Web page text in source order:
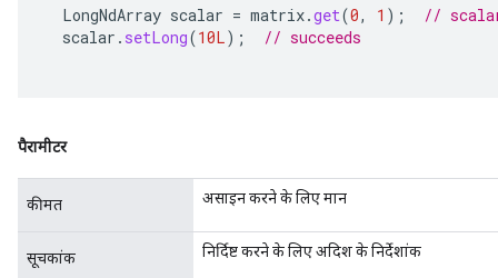
LongNdArray scalar = matrix.get(0, 1 );
//
scalar . setLong(10L); // succeeds
पैरामीटर
कीमत असाइन करने के लिए मान
सूचकांक निर्दिष्ट करने के लिए अदिश के निर्देशांक